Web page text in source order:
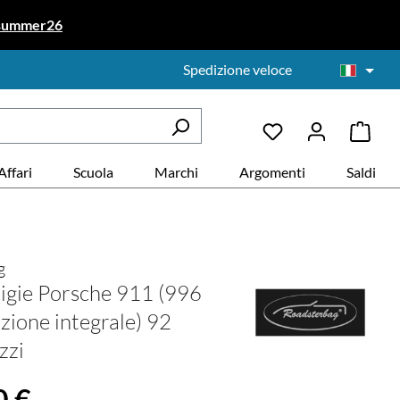
Spedizione veloce
Scuola Marchi Argomenti Saldi
Porsche 911 (996
integrale) 92